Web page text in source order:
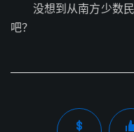
没想到从南方少数
吧？